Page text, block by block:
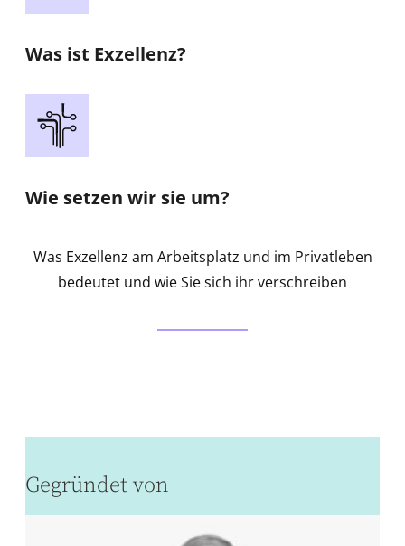
Was ist Exzellenz?
Wie setzen wir sie um?
Was Exzellenz am Arbeitsplatz und im Privatleben
bedeutet und wie Sie sich ihr verschreiben
Gegründet von